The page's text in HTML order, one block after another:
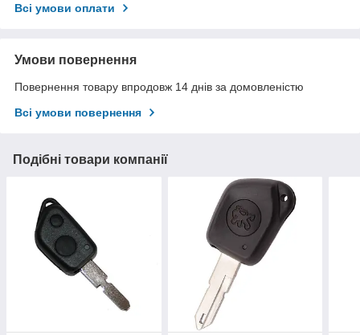
Всі умови оплати
Умови повернення
Повернення товару впродовж 14 днів за домовленістю
Всі умови повернення
Подібні товари компанії